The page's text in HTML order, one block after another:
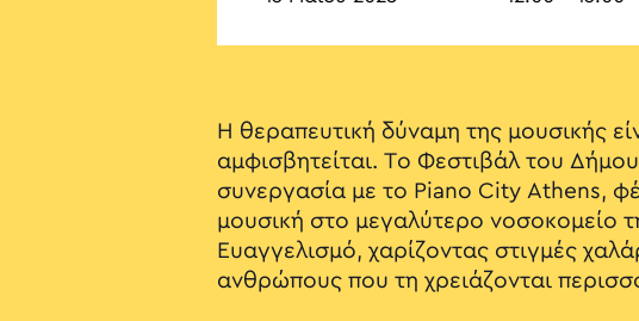
Η θεραπευτική δύναμη της μουσικής
αμφισβητείται. Το Φεστιβάλ του
συνεργασία με το Piano City Athens,
μουσική στο μεγαλύτερο νοσοκομείο
Ευαγγελισμό, χαρίζοντας στιγμές
ανθρώπους που τη χρειάζονται